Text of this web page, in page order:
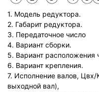
1. Модель
2. Габарит редуктора.
3. Передаточное число
4. Вариант сборки.
5. Вариант расположения
6. Вариант крепления.
7. Исполнение валов,
выходной вал),